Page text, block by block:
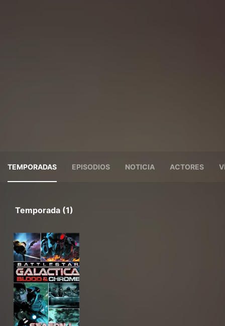
TEMPORADAS EPISODIOS NOTICIA ACTORES
Temporada (1)